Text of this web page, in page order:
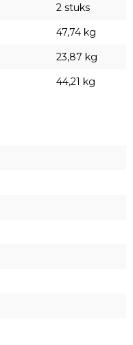
2 stuks
47,74 kg
23,87 kg
44,21 kg